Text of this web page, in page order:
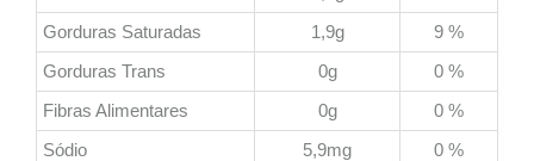
Gorduras Saturadas
1,9g
9 %
Gorduras Trans
0g
0 %
Fibras Alimentares
0g
0 %
Sódio
5,9mg 0 %